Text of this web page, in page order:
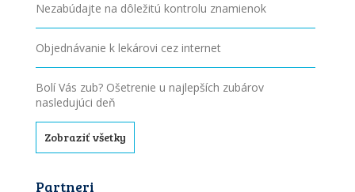
Nezabúdajte na dôležitú kontrolu znamienok
Objednávanie k lekárovi cez internet
Bolí Vás zub? Ošetrenie u najlepších zubárov
nasledujúci deň
Zobraziť všetky
Partneri